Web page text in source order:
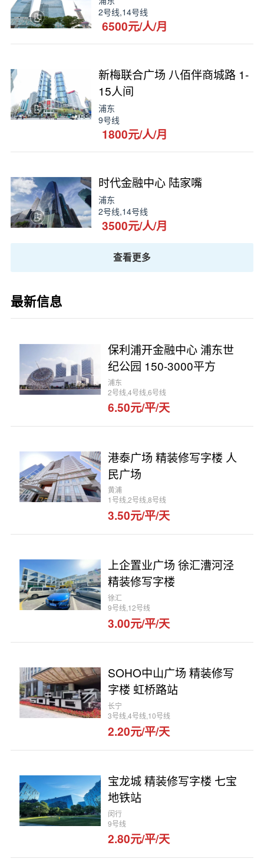
2号线,14号线
6500元/人/月
新梅联合广场 八佰伴商城路 1-
15人间
浦东
9号线
1800元/人/月
时代金融中心 陆家嘴
浦东
2号线,14号线
3500元/人/月
查看更多
最新信息
保利浦开金融中心 浦东世
纪公园 150-3000平方
浦东
2号线,4号线,6号线
6.50元/平/天
港泰广场 精装修写字楼 人
民广场
黄浦
1号线,2号线,8号线
3.50元/平/天
上企置业广场 徐汇漕河泾
精装修写字楼
徐汇
9号线,12号线
3.00元/平/天
SOHO中山广场 精装修写
字楼 虹桥路站
长宁
3号线,4号线,10号线
2.20元/平/天
宝龙城 精装修写字楼 七宝
地铁站
闵行
9号线
2.80元/平/天